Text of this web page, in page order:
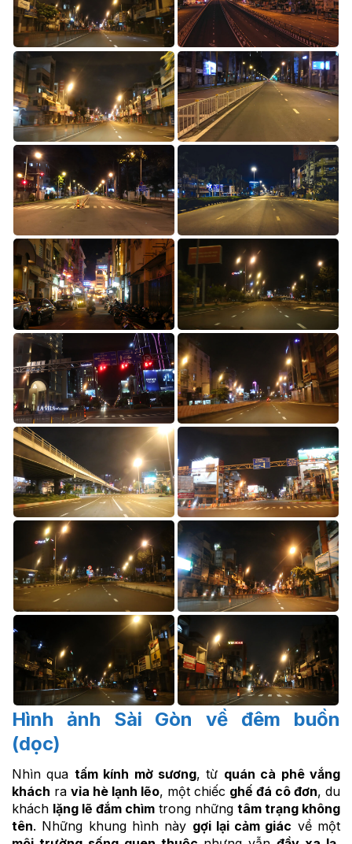
Hình ảnh Sài Gòn về đêm buồn
(dọc)
Nhìn qua tấm kính mờ sương, từ quán cà phê vắng
khách ra vỉa hè lạnh lẽo, một chiếc ghế đá cô đơn, du
khách lặng lẽ đắm chìm trong những tâm trạng không
tên. Những khung hình này gợi lại cảm giác về một